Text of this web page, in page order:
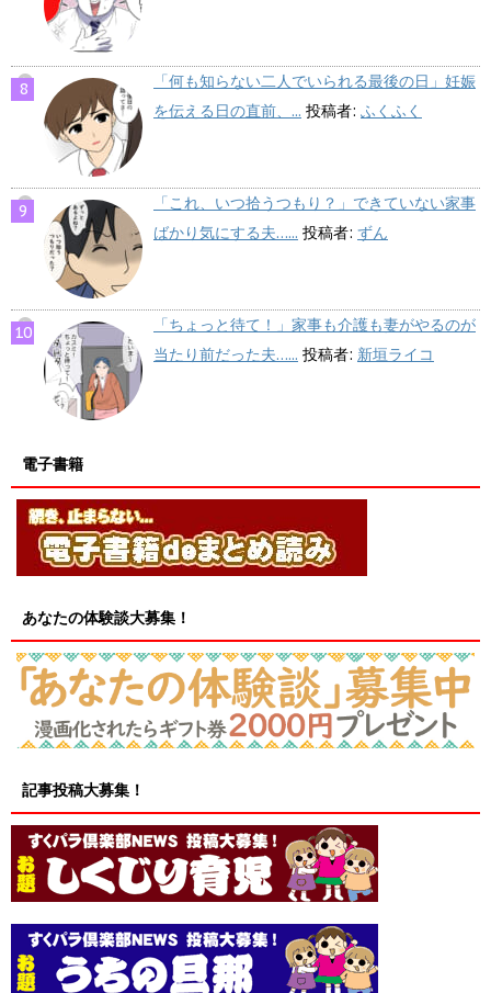
「何も知らない二人でいられる最後の日」妊娠
を伝える日の直前、... 投稿者: ふくふく
「これ、いつ拾うつもり？」できていない家事
ばかり気にする夫…... 投稿者: ずん
「ちょっと待て！」家事も介護も妻がやるのが
当たり前だった夫…... 投稿者: 新垣ライコ
電子書籍
あなたの体験談大募集！
記事投稿大募集！